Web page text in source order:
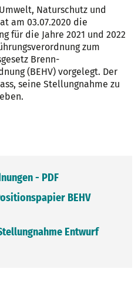
Naturschutz und
am 03.07.2020 die
für die Jahre 2021 und 2022
zum
Brenn-
(BEHV) vorgelegt. Der
seine Stellungnahme zu
- PDF
BEHV
Entwurf